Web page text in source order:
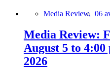
Media Review, 06
Media Review:
August 5 to 4:00
2026